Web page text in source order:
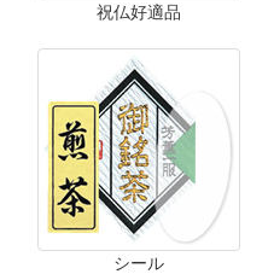
祝仏好適品
シール